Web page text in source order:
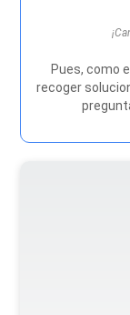
Pues, como
recoger